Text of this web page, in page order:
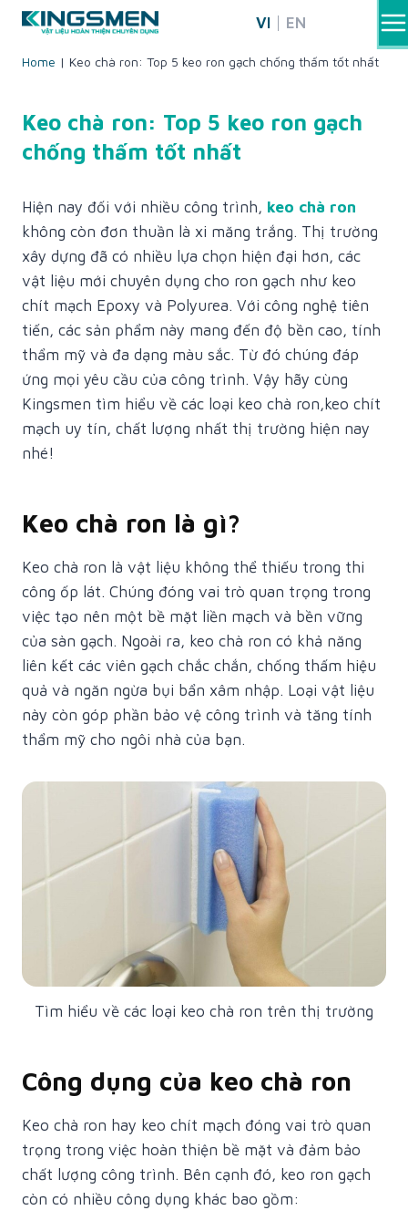
Skip
content
VI EN
Home | Keo chà ron: Top 5 keo ron gạch chống thấm tốt nhất
Keo chà ron: Top 5 keo ron gạch
chống thấm tốt nhất
Hiện nay đối với nhiều công trình, keo chà ron
không còn đơn thuần là xi măng trắng. Thị trường
xây dựng đã có nhiều lựa chọn hiện đại hơn, các
vật liệu mới chuyên dụng cho ron gạch như keo
chít mạch Epoxy và Polyurea. Với công nghệ tiên
tiến, các sản phẩm này mang đến độ bền cao, tính
thẩm mỹ và đa dạng màu sắc. Từ đó chúng đáp
ứng mọi yêu cầu của công trình. Vậy hãy cùng
Kingsmen tìm hiểu về các loại keo chà ron,keo chít
mạch uy tín, chất lượng nhất thị trường hiện nay
nhé!
Keo chà ron là gì?
Keo chà ron là vật liệu không thể thiếu trong thi
công ốp lát. Chúng đóng vai trò quan trọng trong
việc tạo nên một bề mặt liền mạch và bền vững
của sàn gạch. Ngoài ra, keo chà ron có khả năng
liên kết các viên gạch chắc chắn, chống thấm hiệu
quả và ngăn ngừa bụi bẩn xâm nhập. Loại vật liệu
này còn góp phần bảo vệ công trình và tăng tính
thẩm mỹ cho ngôi nhà của bạn.
Tìm hiểu về các loại keo chà ron trên thị trường
Công dụng của keo chà ron
Keo chà ron hay keo chít mạch đóng vai trò quan
trọng trong việc hoàn thiện bề mặt và đảm bảo
chất lượng công trình. Bên cạnh đó, keo ron gạch
còn có nhiều công dụng khác bao gồm: